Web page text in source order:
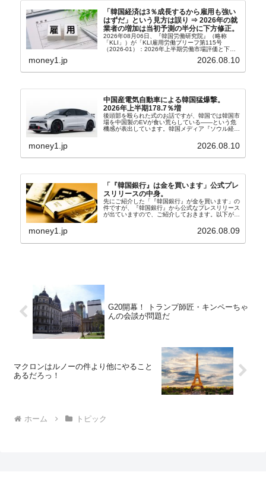
「韓国経済は3％成長するから雇用も強い
はずだ」という見方は誤り ⇒ 2026年の就
業者の増加は当初予測の半分に下方修正。
2026年08月06日、『韓国労働研究院』（略称
「KLI」）が「KLI雇用労働ブリーフ第115号
（2026-01）：2026年上半期労働市場評価と下半
度もご紹介していますが、政府が何よりも大...
money1.jp 2026.08.10
中国産電気自動車による韓国猛爆撃。
2026年上半期178.7％増
後頭部を殴られた式のお話ですが、韓国では韓国市
場を中国製のEVが食い荒らしている――という危
機感が表出しています。韓国メディア『ソウル経
ルは「中国EVの大攻勢…東風もプジョーと手を組
money1.jp 2026.08.10
「『韓国銀行』は金を買います」公式プレ
スリリースの中身。
先にご紹介した「『韓国銀行』が金を買います」の
件ですが、『韓国銀行』から公式なプレスリリース
が出ていますので、ご紹介しておきます。以下が全
れ協力体制を構築□『韓国銀行』は、国内生産金の
money1.jp 2026.08.09
G20開幕！ トランプ師匠・キンペーちゃ
んの会談が問題だ
マクロンはルノーの件より他にやること
あるだろっ！
ホーム トピック